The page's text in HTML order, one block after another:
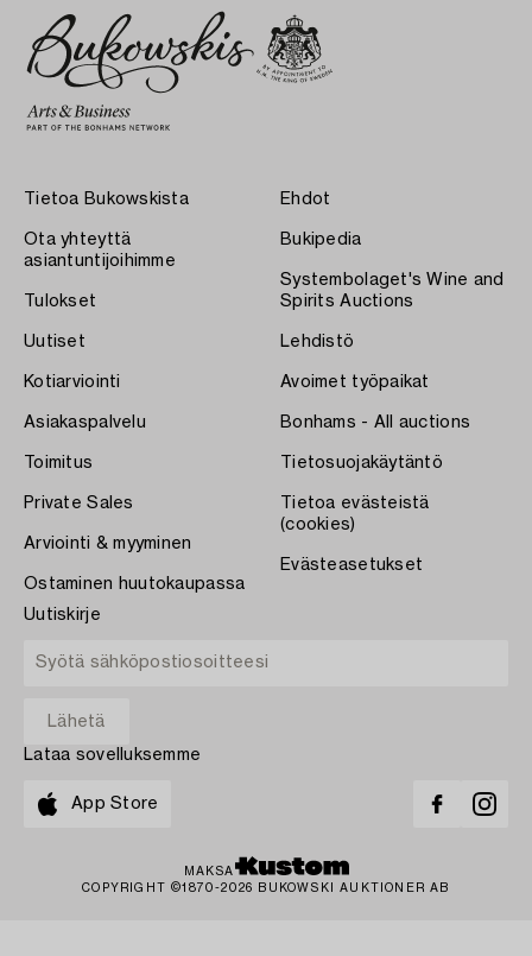
Tietoa Bukowskista
Ota yhteyttä
asiantuntijoihimme
Tulokset
Uutiset
Kotiarviointi
Asiakaspalvelu
Toimitus
Private Sales
Arviointi & myyminen
Ostaminen huutokaupassa
Ehdot
Bukipedia
Systembolaget's Wine and
Spirits Auctions
Lehdistö
Avoimet työpaikat
Bonhams - All auctions
Tietosuojakäytäntö
Tietoa evästeistä
(cookies)
Evästeasetukset
Uutiskirje
Lataa sovelluksemme
App Store
MAKSA
COPYRIGHT ©1870-2026 BUKOWSKI AUKTIONER AB